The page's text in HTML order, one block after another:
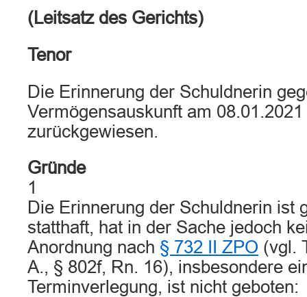
(Leitsatz des Gerichts)
Tenor
Die Erinnerung der Schuldnerin
Vermögensauskunft am
zurückgewiesen.
Gründe
1
Die Erinnerung der Schuldnerin ist
statthaft, hat in der Sache jedoch
Anordnung nach § 732 II ZPO (vgl.
A., § 802f, Rn. 16), insbesondere
Terminverlegung, ist nicht geboten: